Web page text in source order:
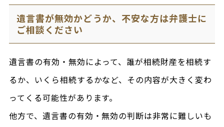
遺言書が無効かどうか、不安な方は弁護士に
ご相談ください
遺言書の有効・無効によって、誰が相続財産を相続す
るか、いくら相続するかなど、その内容が大きく変わ
ってくる可能性があります。
他方で、遺言書の有効・無効の判断は非常に難しいも